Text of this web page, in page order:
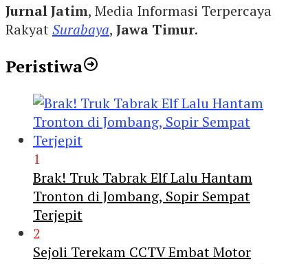
Jurnal Jatim, Media Informasi Terpercaya
RakyatSurabaya, Jawa Timur.
Peristiwa
1
Brak! Truk Tabrak Elf Lalu Hantam
Tronton di Jombang, Sopir Sempat
Terjepit
2
Sejoli Terekam CCTV Embat Motor